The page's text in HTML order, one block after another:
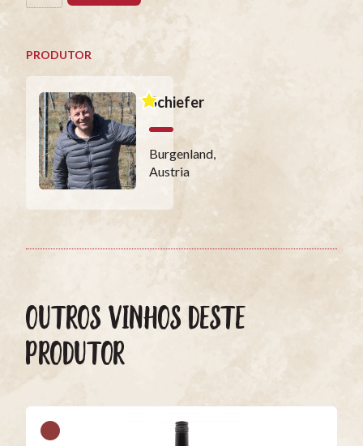
PRODUTOR
Schiefer
Burgenland,
Austria
OUTROS VINHOS DESTE
PRODUTOR